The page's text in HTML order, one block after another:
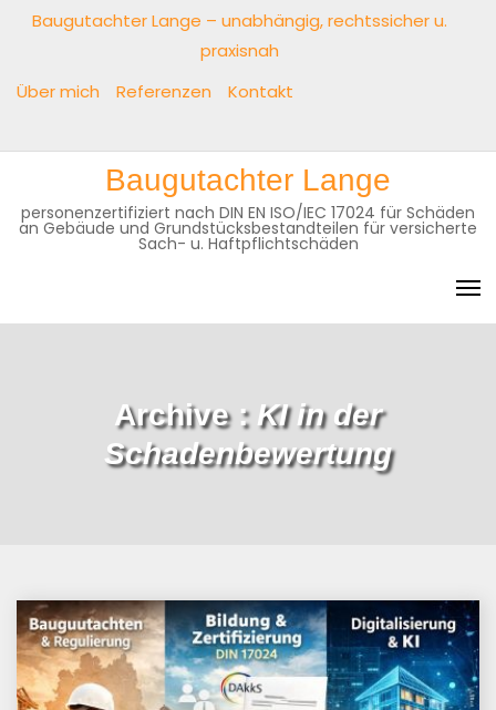
Baugutachter Lange – unabhängig, rechtssicher u.
praxisnah
Über mich
Referenzen Kontakt
Baugutachter Lange
personenzertifiziert nach DIN EN ISO/IEC 17024 für Schäden
an Gebäude und Grundstücksbestandteilen für versicherte
Sach- u. Haftpflichtschäden
Archive : KI in der
Schadenbewertung